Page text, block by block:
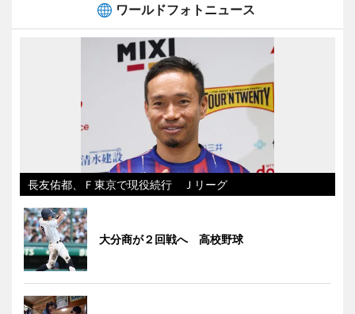
ワールドフォトニュース
長友佑都、Ｆ東京で現役続行 Ｊリーグ
大分商が２回戦へ 高校野球